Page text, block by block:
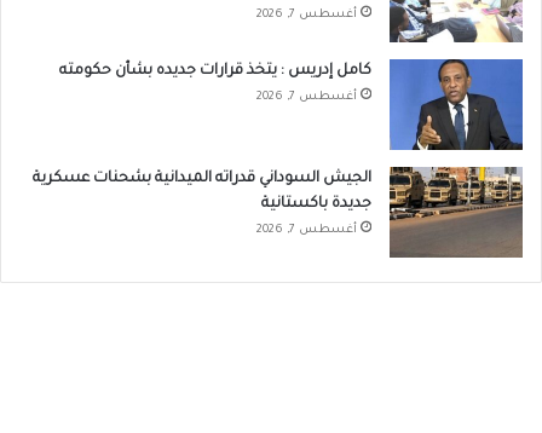
أغسطس 7, 2026
كامل إدريس : يتخذ قرارات جديده بشأن حكومته
أغسطس 7, 2026
الجيش السوداني قدراته الميدانية بشحنات عسكرية
جديدة باكستانية
أغسطس 7, 2026